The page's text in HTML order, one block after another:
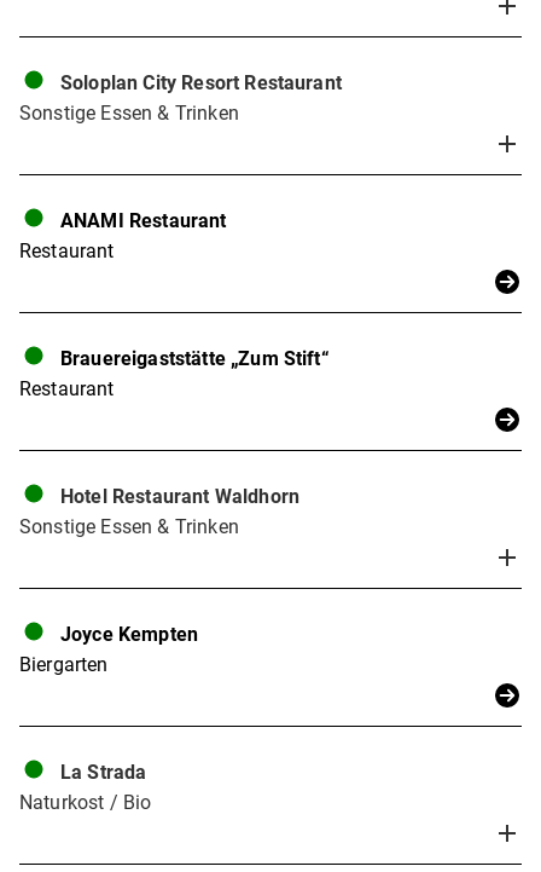
Soloplan City Resort Restaurant
Sonstige Essen & Trinken
ANAMI Restaurant
Restaurant
Brauereigaststätte „Zum Stift“
Restaurant
Hotel Restaurant Waldhorn
Sonstige Essen & Trinken
Joyce Kempten
Biergarten
La Strada
Naturkost / Bio